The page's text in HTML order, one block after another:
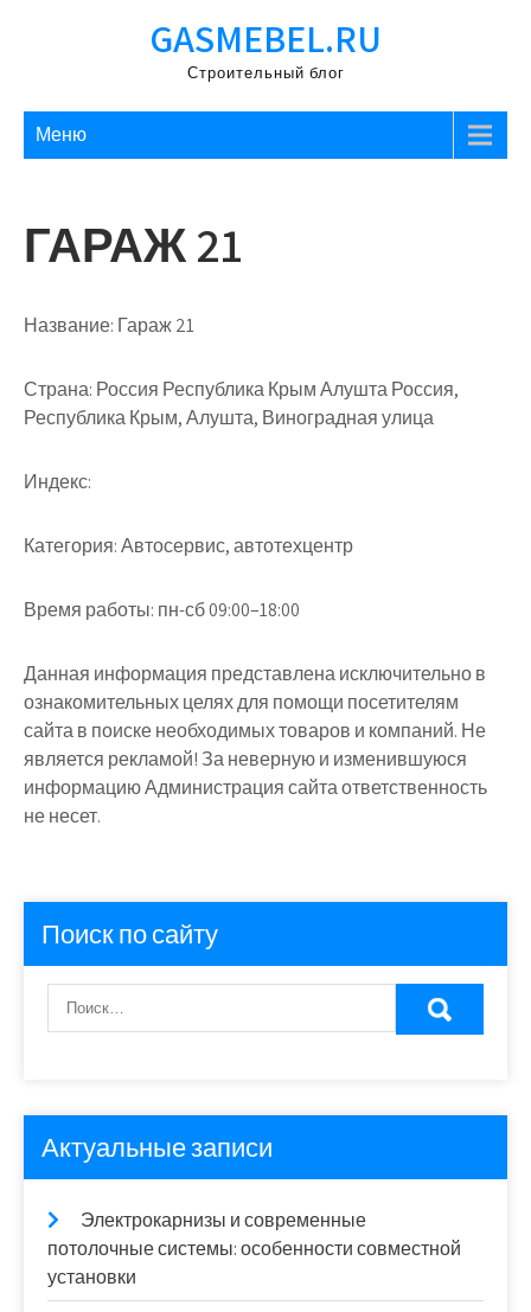
GASMEBEL.RU
Строительный блог
Меню
ГАРАЖ 21
Название: Гараж 21
Страна: Россия Республика Крым Алушта Россия,
Республика Крым, Алушта, Виноградная улица
Индекс:
Категория:Автосервис, автотехцентр
Время работы: пн-сб 09:00–18:00
Данная информация представлена исключительно в
ознакомительных целях для помощи посетителям
сайта в поиске необходимых товаров и компаний. Не
является рекламой! За неверную и изменившуюся
информацию Администрация сайта ответственность
не несет.
Поиск по сайту
Актуальные записи
Электрокарнизы и современные
потолочные системы: особенности совместной
установки